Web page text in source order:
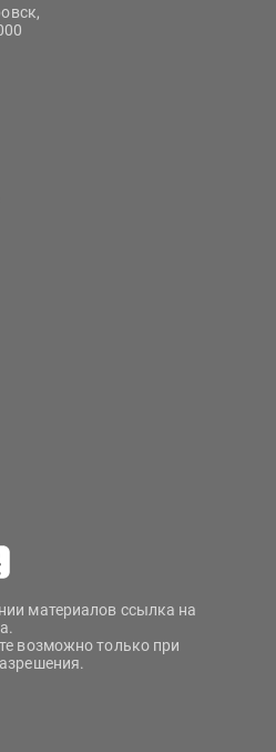
материалов ссылка на
возможно только при